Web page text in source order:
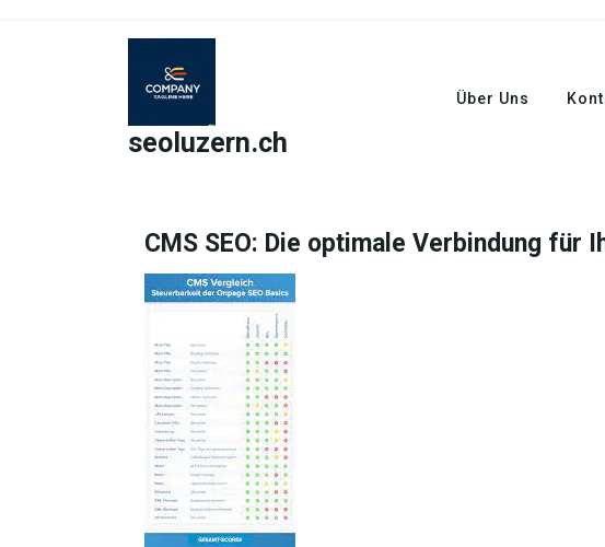
seoluzern.ch
Über Uns
CMS SEO: Die optimale Verbindung für